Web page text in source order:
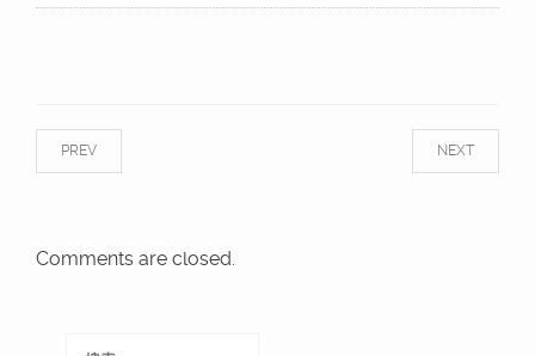
NEXT
PREV
Comments are closed.